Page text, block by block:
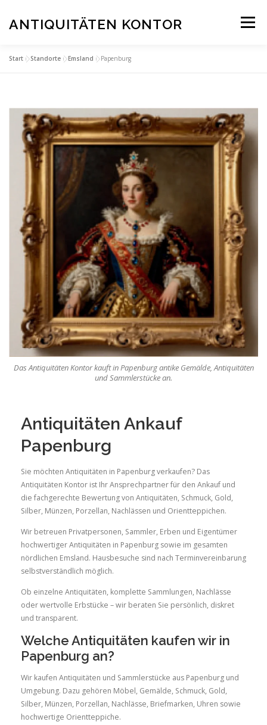
springen
ANTIQUITÄTEN KONTOR Menü
SERVICE & BEWERTUNGEN
KONTAKT
Start »Standorte »Emsland »Papenburg
Das Antiquitäten Kontor kauft in Papenburg antike Gemälde, Antiquitäten
und Sammlerstücke an.
Antiquitäten Ankauf
Papenburg
Sie möchten Antiquitäten in Papenburg verkaufen? Das
Antiquitäten Kontor ist Ihr Ansprechpartner für den Ankauf und
die fachgerechte Bewertung von Antiquitäten, Schmuck, Gold,
Silber, Münzen, Porzellan, Nachlässen und Orientteppichen.
Wir betreuen Privatpersonen, Sammler, Erben und Eigentümer
hochwertiger Antiquitäten in Papenburg sowie im gesamten
nördlichen Emsland. Hausbesuche sind nach Terminvereinbarung
selbstverständlich möglich.
Ob einzelne Antiquitäten, komplette Sammlungen, Nachlässe
oder wertvolle Erbstücke – wir beraten Sie persönlich, diskret
und transparent.
Welche Antiquitäten kaufen wir in
Papenburg an?
Wir kaufen Antiquitäten und Sammlerstücke aus Papenburg und
Umgebung. Dazu gehören Möbel, Gemälde, Schmuck, Gold,
Silber, Münzen, Porzellan, Nachlässe, Briefmarken, Uhren sowie
hochwertige Orientteppiche.